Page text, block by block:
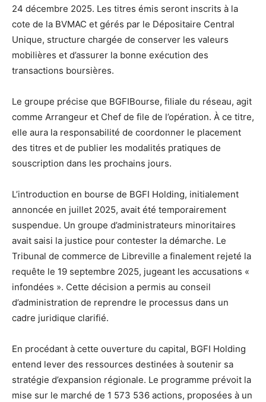
24 décembre 2025. Les titres émis seront inscrits à la
cote de la BVMAC et gérés par le Dépositaire Central
Unique, structure chargée de conserver les valeurs
mobilières et d’assurer la bonne exécution des
transactions boursières.
Le groupe précise que BGFIBourse, filiale du réseau, agit
comme Arrangeur et Chef de file de l’opération. À ce titre,
elle aura la responsabilité de coordonner le placement
des titres et de publier les modalités pratiques de
souscription dans les prochains jours.
L’introduction en bourse de BGFI Holding, initialement
annoncée en juillet 2025, avait été temporairement
suspendue. Un groupe d’administrateurs minoritaires
avait saisi la justice pour contester la démarche. Le
Tribunal de commerce de Libreville a finalement rejeté la
requête le 19 septembre 2025, jugeant les accusations «
infondées ». Cette décision a permis au conseil
d’administration de reprendre le processus dans un
cadre juridique clarifié.
En procédant à cette ouverture du capital, BGFI Holding
entend lever des ressources destinées à soutenir sa
stratégie d’expansion régionale. Le programme prévoit la
mise sur le marché de 1 573 536 actions, proposées à un